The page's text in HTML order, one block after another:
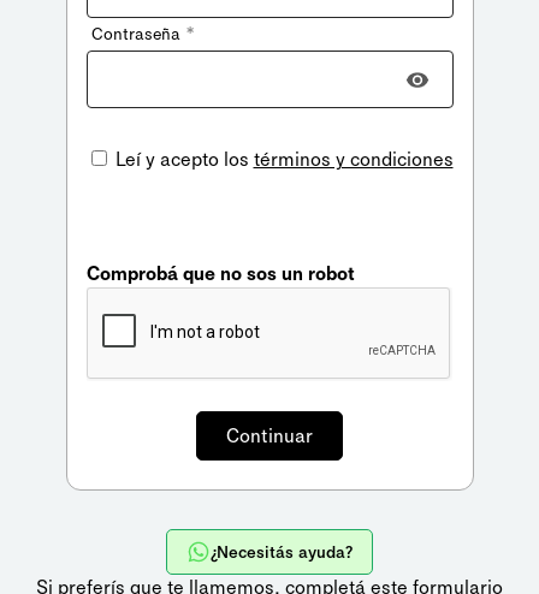
+598
Contraseña *
Leí y acepto los términos y condiciones
Comprobá que no sos un robot
¿Necesitás ayuda?
Si preferís que te llamemos, completá este formulario